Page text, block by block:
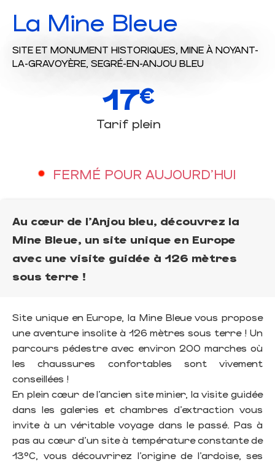
La Mine Bleue
SITE ET MONUMENT HISTORIQUES, MINE À NOYANT-
LA-GRAVOYÈRE, SEGRÉ-EN-ANJOU BLEU
17€
Tarif plein
FERMÉ POUR AUJOURD'HUI
Au cœur de l'Anjou bleu, découvrez la
Mine Bleue, un site unique en Europe
avec une visite guidée à 126 mètres
sous terre !
Site unique en Europe, la Mine Bleue vous propose
une aventure insolite à 126 mètres sous terre ! Un
parcours pédestre avec environ 200 marches où
les chaussures confortables sont vivement
conseillées !
En plein cœur de l’ancien site minier, la visite guidée
dans les galeries et chambres d’extraction vous
invite à un véritable voyage dans le passé. Pas à
pas au cœur d'un site à température constante de
13°C, vous découvrirez l’origine de l’ardoise, ses